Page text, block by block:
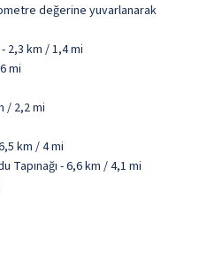
değerine yuvarlanarak
2,3 km / 1,4 mi
mi
/ 2,2 mi
km / 4 mi
Tapınağı - 6,6 km / 4,1 mi